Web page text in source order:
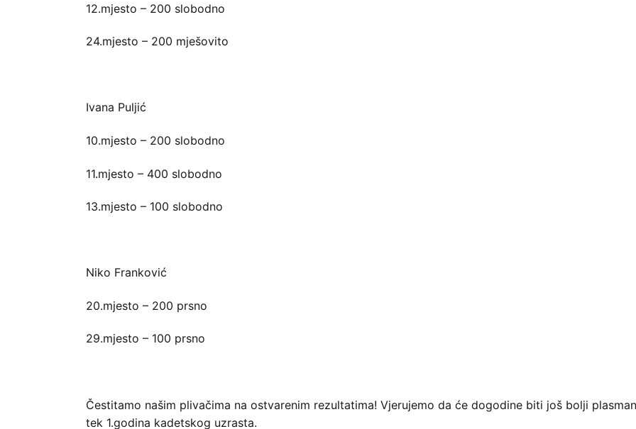
12.mjesto – 200 slobodno
24.mjesto – 200 mješovito
Ivana Puljić
10.mjesto – 200 slobodno
11.mjesto – 400 slobodno
13.mjesto – 100 slobodno
Niko Franković
20.mjesto – 200 prsno
29.mjesto – 100 prsno
Čestitamo našim plivačima na ostvarenim rezultatima! Vjerujemo da će dogodine biti još bolji
tek 1.godina kadetskog uzrasta.